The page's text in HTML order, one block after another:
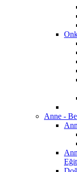
Anne -